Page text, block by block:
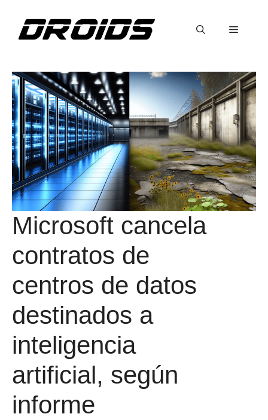
contenido
Menú
Microsoft cancela
contratos de
centros de datos
destinados a
inteligencia
artificial, según
informe